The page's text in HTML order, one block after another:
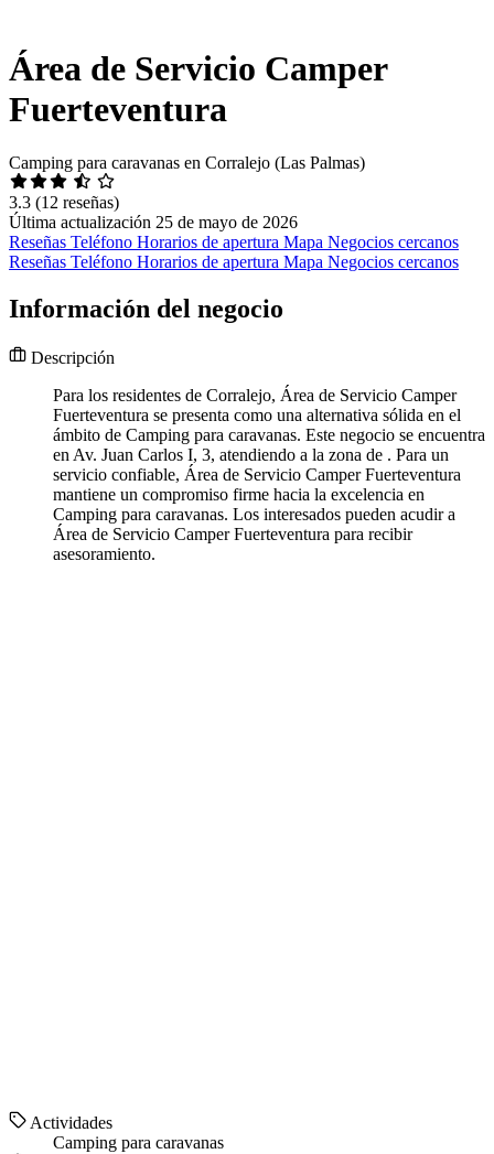
Área de Servicio Camper
Fuerteventura
Camping para caravanas en Corralejo (Las Palmas)
3.3 (12 reseñas)
Última actualización 25 de mayo de 2026
Reseñas Teléfono Horarios de apertura Mapa Negocios cercanos
Reseñas Teléfono Horarios de apertura Mapa Negocios cercanos
Información del negocio
Descripción
Para los residentes de Corralejo, Área de Servicio Camper
Fuerteventura se presenta como una alternativa sólida en el
ámbito de Camping para caravanas. Este negocio se encuentra
en Av. Juan Carlos I, 3, atendiendo a la zona de . Para un
servicio confiable, Área de Servicio Camper Fuerteventura
mantiene un compromiso firme hacia la excelencia en
Camping para caravanas. Los interesados pueden acudir a
Área de Servicio Camper Fuerteventura para recibir
asesoramiento.
Actividades
Camping para caravanas